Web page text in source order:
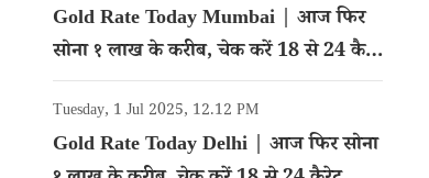
Gold Rate Today Mumbai | आज फिर
सोना १ लाख के करीब, चेक करें 18 से 24 कैरेट
गोल्ड का रेट
Tuesday, 1 Jul 2025, 12.12 PM
Gold Rate Today Delhi | आज फिर सोना